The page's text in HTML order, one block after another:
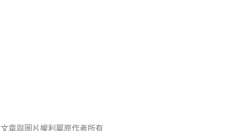
文章與圖片權利屬原作者所有